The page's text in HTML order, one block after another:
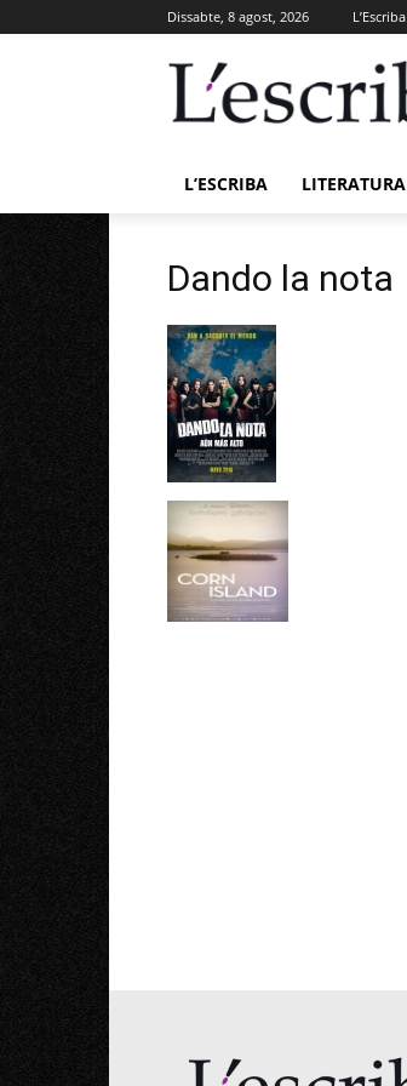
Dissabte, 8 agost, 2026 L’Escriba
L’ESCRIBA LITERATURA
Dando la nota